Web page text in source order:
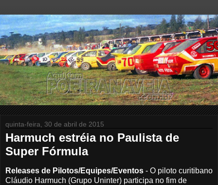
quinta-feira, 30 de abril de 2015
Harmuch estréia no Paulista de
Super Fórmula
Releases de Pilotos/Equipes/Eventos - O piloto curitibano
Cláudio Harmuch (Grupo Uninter) participa no fim de